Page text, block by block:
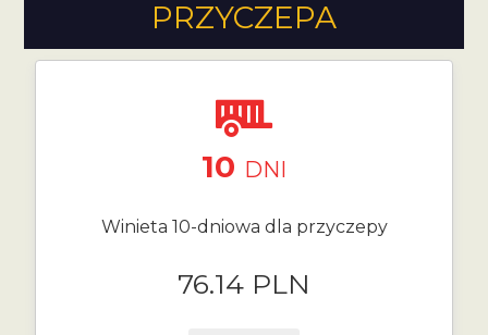
PRZYCZEPA
10 DNI
Winieta 10-dniowa dla przyczepy
76.14 PLN